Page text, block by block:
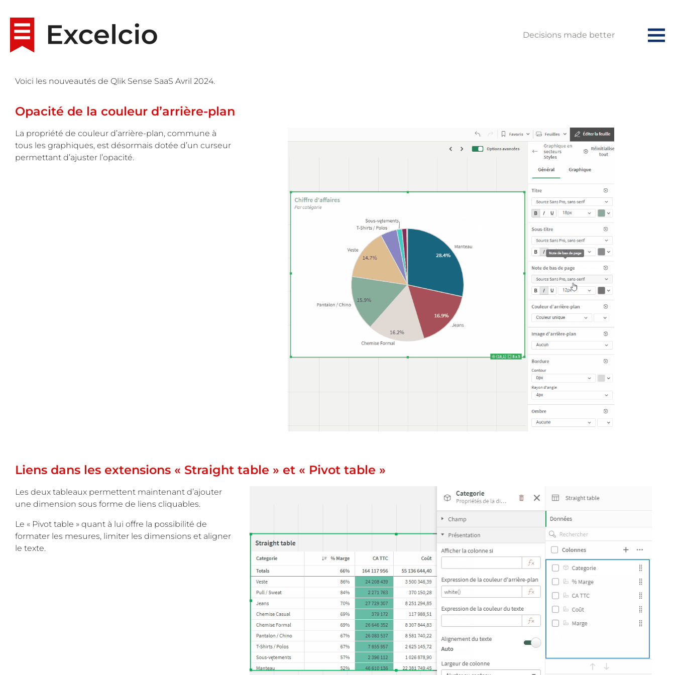
Decisions made better
Voici les nouveautés de Qlik Sense SaaS Avril 2024.
Opacité de la couleur d’arrière-plan
La propriété de couleur d’arrière-plan, commune à
tous les graphiques, est désormais dotée d’un curseur
permettant d’ajuster l’opacité.
Liens dans les extensions « Straight table » et « Pivot table »
Les deux tableaux permettent maintenant d’ajouter
une dimension sous forme de liens cliquables.
Le « Pivot table » quant à lui offre la possibilité de
formater les mesures, limiter les dimensions et aligner
le texte.